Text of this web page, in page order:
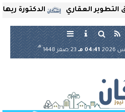
الدكتورة ريهام العقاري
04:41 مـ 23 صفر 1448
هـ